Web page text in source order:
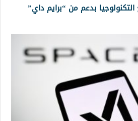
بدعم من “برايم داي”